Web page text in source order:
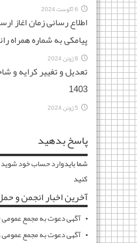
6 آگوست 2024
اطلاع رسانی زمان اغاز
پیامکی به شماره همراه
8 ژوئن 2024
تعدیل و تغییر کرایه و
1403
5 ژوئن 2024
پاسخ بدهید
شما بایدوارد حساب خود شوید
کنید
آخرین اخبار انجمن و
آگهی دعوت به مجمع عمومی
آگهی دعوت به مجمع